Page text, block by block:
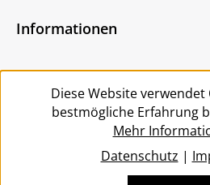
bin mit ihnen
Zeichen ein*
Informationen
Service
Diese Website verwendet
bestmögliche Erfahrung
Mehr
Datenschutz |